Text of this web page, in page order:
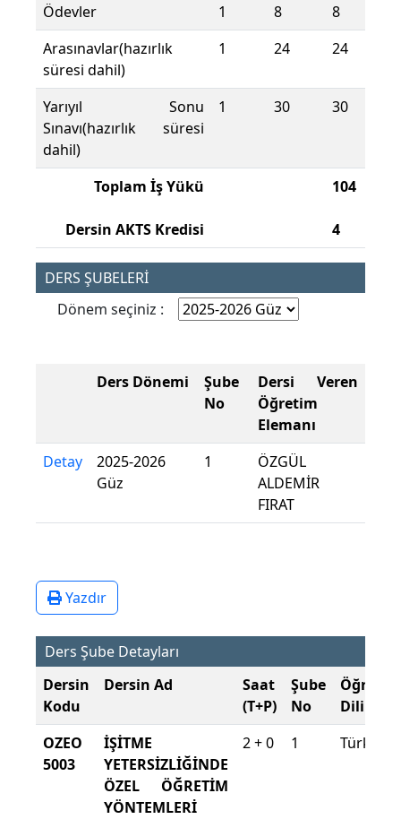
Ödevler 1 8
8
Arasınavlar(hazırlık
süresi dahil)
1 24 24
Yarıyıl Sonu
Sınavı(hazırlık süresi
dahil)
1 30 30
Toplam İş Yükü
Dersin AKTS Kredisi
104
4
DERS ŞUBELERİ
Dönem seçiniz :
Ders Dönemi
Şube
No
Dersi Veren
Öğretim
Elemanı
Detay
2025-2026
Güz
1
ÖZGÜL
ALDEMİR
FIRAT
Yazdır
Ders Şube Detayları
Dersin
Kodu
Dersin Ad
Saat
(T+P)
Şube
No
Öğretim
Dili
OZEO
5003
İŞİTME
YETERSİZLİĞİNDE
ÖZEL ÖĞRETİM
YÖNTEMLERİ
2 + 0 1 Türkçe